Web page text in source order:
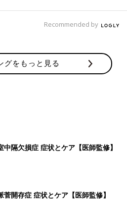
で購入
修】子どもの先天性代謝異常症
なかったり、不足したりすることで
Recommended by
グをもっと見る
中隔欠損症 症状とケア【医師監修】
菅開存症 症状とケア【医師監修】